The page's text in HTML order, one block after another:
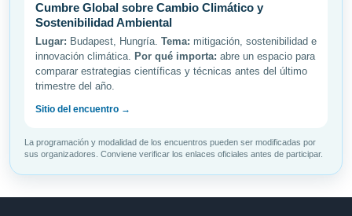
Cumbre Global sobre Cambio Climático y
Sostenibilidad Ambiental
Lugar: Budapest, Hungría. Tema: mitigación, sostenibilidad e
innovación climática. Por qué importa: abre un espacio para
comparar estrategias científicas y técnicas antes del último
trimestre del año.
Sitio del encuentro →
La programación y modalidad de los encuentros pueden ser modificadas por
sus organizadores. Conviene verificar los enlaces oficiales antes de participar.